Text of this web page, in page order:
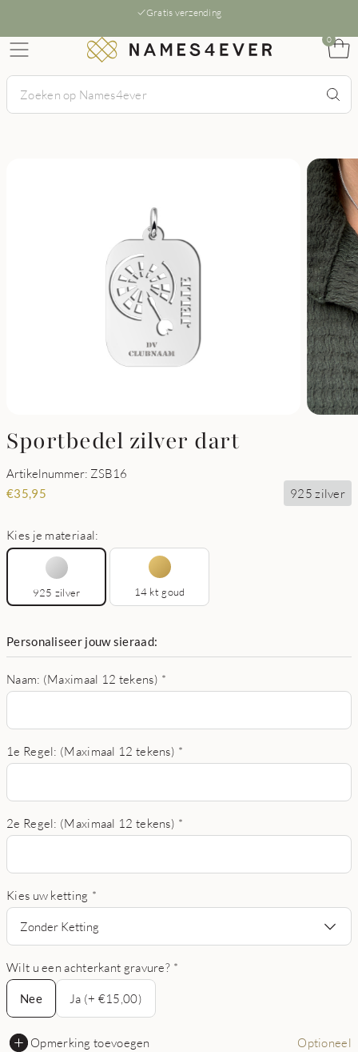
Gratis verzending
0
Sportbedel zilver dart
Artikelnummer: ZSB16
€35,95 925 zilver
Kies je materiaal:
925 zilver 14 kt goud
Personaliseer jouw sieraad:
Naam: (Maximaal 12 tekens) *
1e Regel: (Maximaal 12 tekens) *
2e Regel: (Maximaal 12 tekens) *
Kies uw ketting *
Zonder Ketting
Wilt u een achterkant gravure? *
Nee
Nee
Ja (+ €15,00)
Opmerking toevoegen Optioneel